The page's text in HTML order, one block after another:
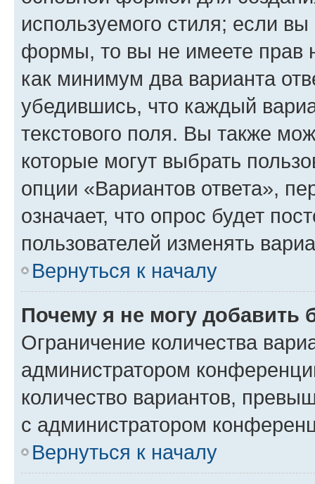
используемого стиля; если
формы, то вы не имеете прав
как минимум два варианта
убедившись, что каждый
текстового поля. Вы также
которые могут выбрать
опции «Вариантов ответа»,
означает, что опрос будет
пользователей изменять
Вернуться к началу
Почему я не могу добавить
Ограничение количества
администратором
количество вариантов,
с администратором
Вернуться к началу